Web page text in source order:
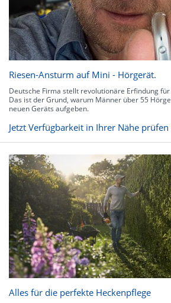
Riesen-Ansturm auf Mini - Hörgerät.
Deutsche Firma stellt revolutionäre Erfindung
Das ist der Grund, warum Männer über 55
neuen Geräts aufgeben.
Jetzt Verfügbarkeit in Ihrer Nähe prüfen
Alles für die perfekte Heckenpflege